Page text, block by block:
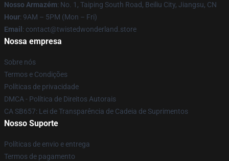
Nosso Armazém: No. 1, Taiping South Road, Beiliu City, Jiangsu, CN
Hour: 9AM – 5PM (Mon – Fri)
Email : contact@twistedwonderland.store
Nossa empresa
Sobre nós
Termos e Condições
Políticas de privacidade
DMCA - Política de Direitos Autorais
CA SB657: Lei de Transparência de Cadeia de Suprimentos
Nosso Suporte
Políticas de envio e entrega
Termos de pagamento